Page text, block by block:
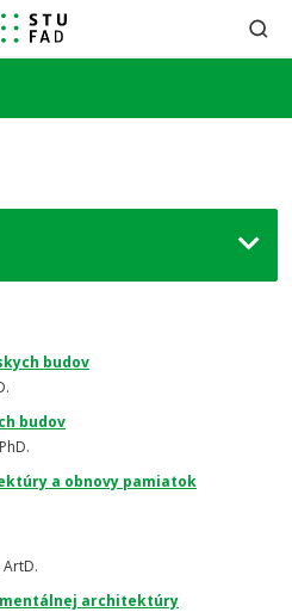
budov
budov
PhD.
a obnovy pamiatok
architektúry